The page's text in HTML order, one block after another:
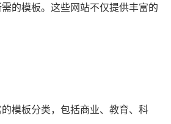
的模板。这些网站不仅提供丰富的
模板分类，包括商业、教育、科